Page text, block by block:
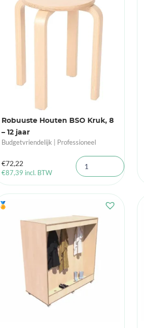
Robuuste Houten BSO Kruk, 8
– 12 jaar
Budgetvriendelijk | Professioneel
€72,22
€87,39 incl. BTW
🏅